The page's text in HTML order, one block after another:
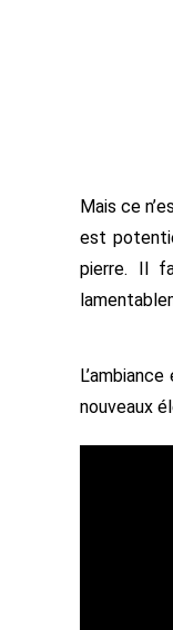
Mais ce
est
pierre. Il
nouveaux